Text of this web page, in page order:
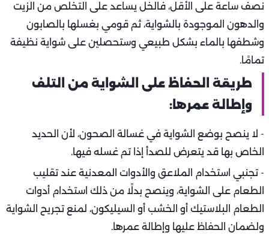
نصف ساعة على الأقل، فالخل يساعد على التخلص من الزيت
والدهون الموجودة بالشواية، ثم قومي بغسلها بالصابون
وشطفها بالماء بشكل طبيعي وستحصلين على شواية نظيفة
تمامًا.
طريقة الحفاظ على الشواية من التلف
وإطالة عمرها:
- لا ينصح بوضع الشواية في غسالة الصحون، لأن الحديد
الخاص بها قد يتعرض للصدأ إذا تم غسله فيها.
- تجنبي استخدام الملاعق والأدوات المعدنية عند تقليب
الطعام على الشواية، وينصح بدلًا من ذلك استخدام أدوات
الطعام البلاستيك أو الخشب أو السيليكون، لمنع تجريح الشواية
ولضمان الحفاظ عليها وإطالة عمرها.